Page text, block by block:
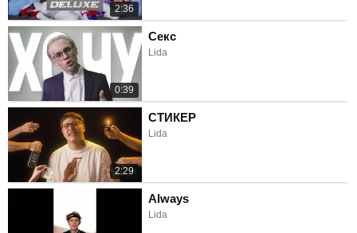
2:36
0:39
Секс
Lida
2:29
СТИКЕР
Lida
Always
Lida